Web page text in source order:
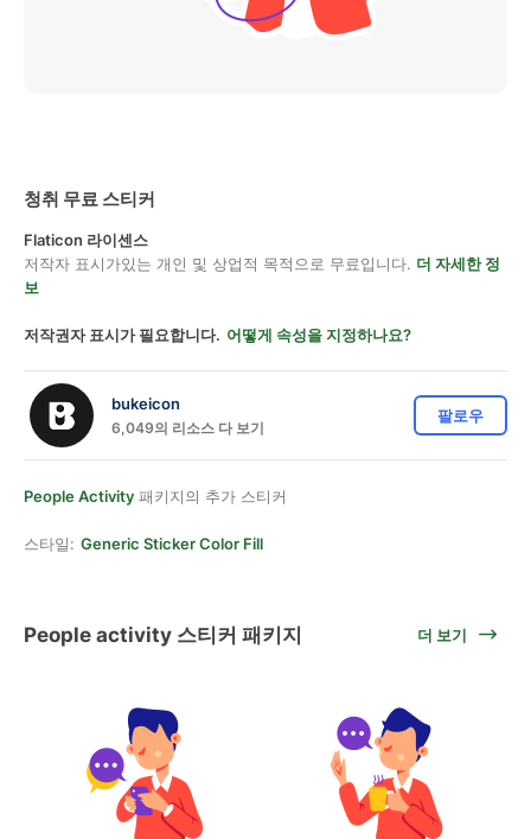
청취 무료 스티커
Flaticon 라이센스
저작자 표시가있는 개인 및 상업적 목적으로 무료입니다. 더 자세한 정
보
저작권자 표시가 필요합니다. 어떻게 속성을 지정하나요?
bukeicon
6,049의 리소스 다 보기
팔로우
People Activity 패키지의 추가 스티커
스타일: Generic Sticker Color Fill
People activity 스티커 패키지 더 보기